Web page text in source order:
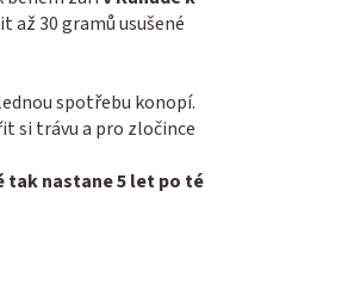
30 gramů usušené
spotřebu konopí.
si trávu a pro zločince
tak nastane 5 let po té